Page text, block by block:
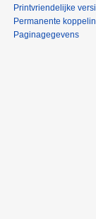
Printvriendelijke
Permanente
Paginagegevens